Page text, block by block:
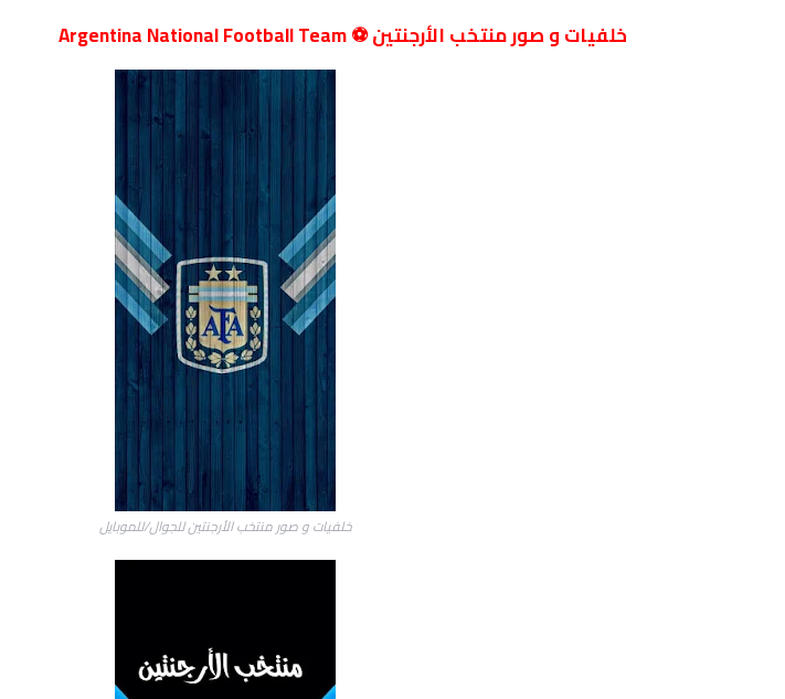
خلفيات و صور منتخب الأرجنتين ⚽ Argentina National Football Team
خلفيات و صور منتخب الأرجنتين للجوال/للموبايل